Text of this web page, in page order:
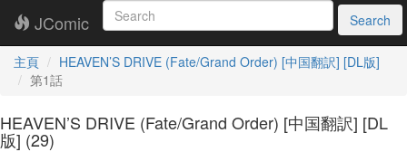
JComic Search
主頁
HEAVEN’S DRIVE (Fate/Grand Order) [中国翻訳] [DL版]
第1話
HEAVEN’S DRIVE (Fate/Grand Order) [中国翻訳] [DL
版] (29)